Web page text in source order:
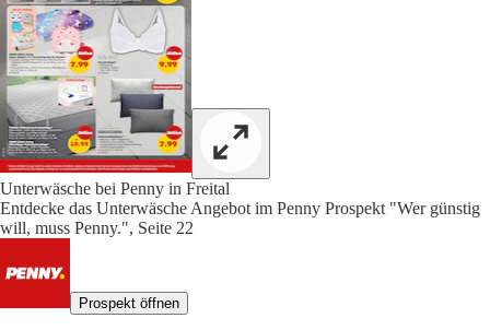
Unterwäsche bei Penny in Freital
Entdecke das Unterwäsche Angebot im Penny Prospekt "Wer günstig
will, muss Penny.", Seite 22
Prospekt öffnen